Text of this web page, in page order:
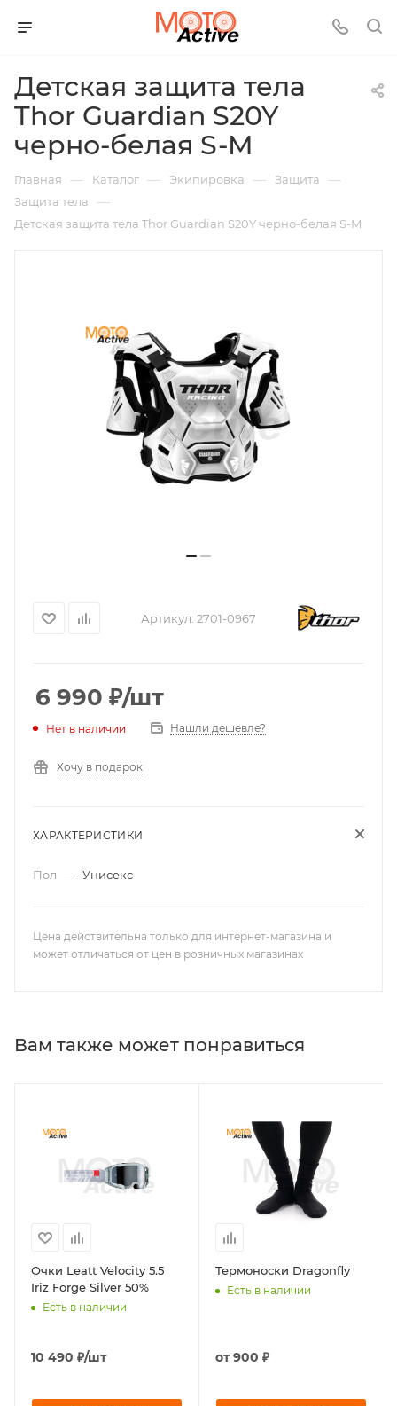
Детская защита тела
Thor Guardian S20Y
черно-белая S-M
Главная — Каталог — Экипировка — Защита —
Защита тела —
Детская защита тела Thor Guardian S20Y черно-белая S-M
Артикул: 2701-0967
6 990 ₽/шт
Нет в наличии Нашли дешевле?
Хочу в подарок
ХАРАКТЕРИСТИКИ
Пол — Унисекс
Цена действительна только для интернет-магазина и
может отличаться от цен в розничных магазинах
Вам также может понравиться
Очки Leatt Velocity 5.5
Iriz Forge Silver 50%
Есть в наличии
10 490 ₽/шт
Термоноски Dragonfly
Есть в наличии
от900 ₽